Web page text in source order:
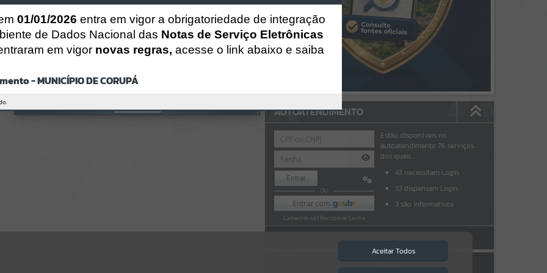
AUTOATENDIMENTO
Entrar
OU
Cadastre-se Recuperar Senha
Estão disponíveis no
autoatendimento 76 serviços
dos quais...
43 necessitam Login
33 dispensam Login
3 são informativos
ACESSAR SEM LOGIN
NOTA FISCAL ELETRÔNICA ESCRITA FISCAL
Aceitar Todos
01/01/2026 entra em vigor a obrigatoriedade de integração
de Dados Nacional das Notas de Serviço Eletrônicas
em vigor novas regras, acesse o link abaixo e saiba
- MUNICÍPIO DE CORUPÁ
Ocorreu um erro de script:
Uncaught SyntaxError: Unexpected token '('
https://corupa.atende.net/https:/corupa.atende.net/cidadao/pagina/a
ta-012019-
dd63a725aa1a3e42e62571aa199b67e2.js?v=816ac05d:47
OK